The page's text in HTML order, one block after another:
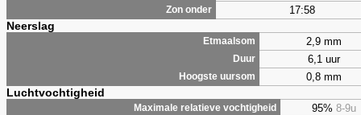
Zon onder 17:58
Neerslag
Etmaalsom 2,9 mm
Duur 6,1 uur
Hoogste uursom 0,8 mm
Luchtvochtigheid
Maximale relatieve vochtigheid 95% 8-9u